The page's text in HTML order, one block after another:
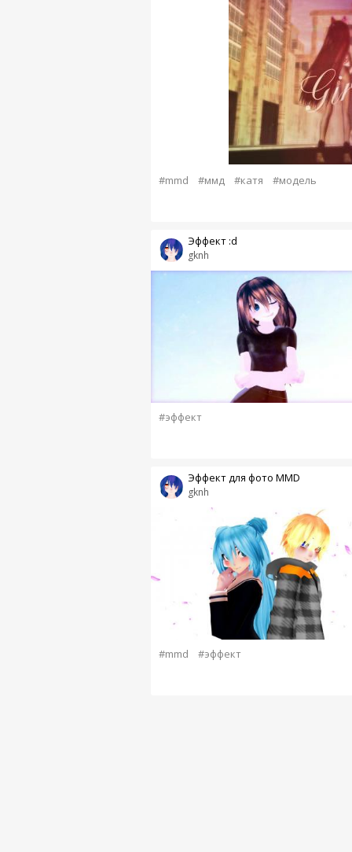
#mmd #ммд #катя #модель
gknh
Эффект :d
#эффект
gknh
Эффект для фото MMD
#mmd #эффект